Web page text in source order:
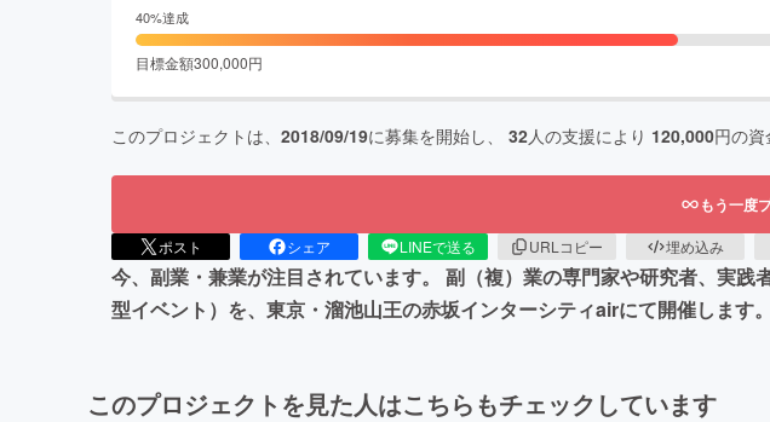
40%達成
目標金額300,000円
このプロジェクトは、 2018/09/19に募集を開始し、 32人の支援により 120,000円の資
もう一度
ポスト シェア LINEで送る URLコピー 埋め込み
今、副業・兼業が注目されています。 副（複）業の専門家や研究者、実
型イベント）を、東京・溜池山王の赤坂インターシティairにて開催します。
このプロジェクトを見た人はこちらもチェックしています